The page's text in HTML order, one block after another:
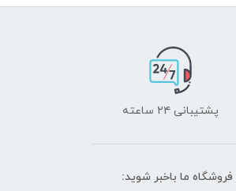
پشتیبانی ۲۴ ساعته
ما باخبر شوید: